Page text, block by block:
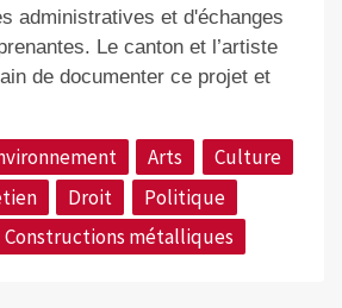
administratives et d'échanges
Le canton et l’artiste
de documenter ce projet et
Arts
Culture
Droit
Politique
Constructions métalliques